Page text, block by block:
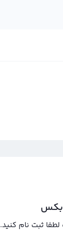
ثبت نام کنید.